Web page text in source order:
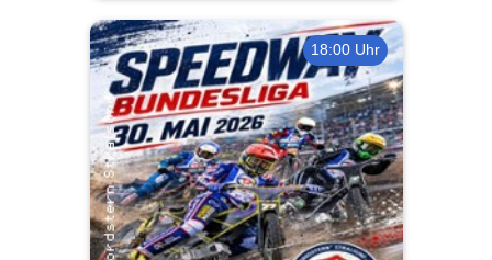
18:00 Uhr